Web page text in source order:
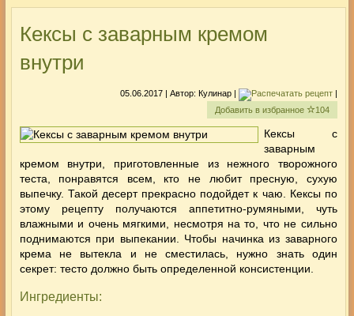
Кексы с заварным кремом
внутри
05.06.2017 | Автор: Кулинар|
|
Добавить в избранное
104
Кексы с
заварным
кремом внутри, приготовленные из нежного творожного
теста, понравятся всем, кто не любит пресную, сухую
выпечку. Такой десерт прекрасно подойдет к чаю. Кексы по
этому рецепту получаются аппетитно-румяными, чуть
влажными и очень мягкими, несмотря на то, что не сильно
поднимаются при выпекании. Чтобы начинка из заварного
крема не вытекла и не сместилась, нужно знать один
секрет: тесто должно быть определенной консистенции.
Ингредиенты: